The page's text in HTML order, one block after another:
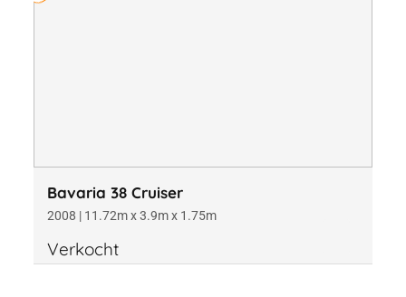
Bavaria 38 Cruiser
2008 | 11.72m x 3.9m x 1.75m
Verkocht